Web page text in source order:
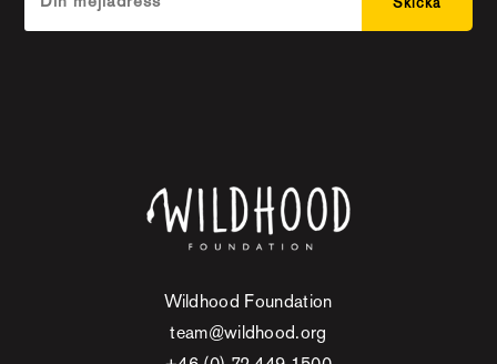
Wildhood Foundation
team@wildhood.org